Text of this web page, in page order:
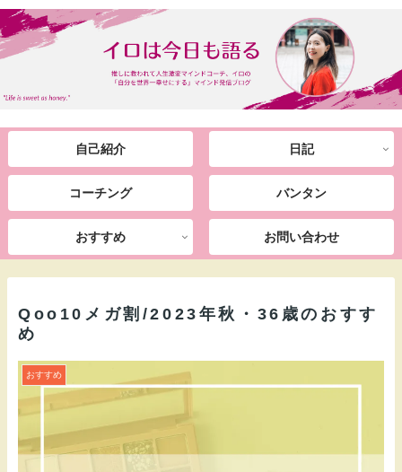
自己紹介 日記
コーチング バンタン
おすすめ お問い合わせ
Qoo10メガ割/2023年秋・36歳のおすす
め
おすすめ